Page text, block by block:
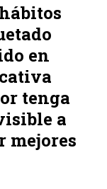
en
tenga
a
mejores